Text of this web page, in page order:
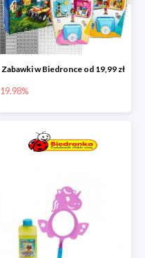
Zabawki w Biedronce od 19,99 zł
19.98%